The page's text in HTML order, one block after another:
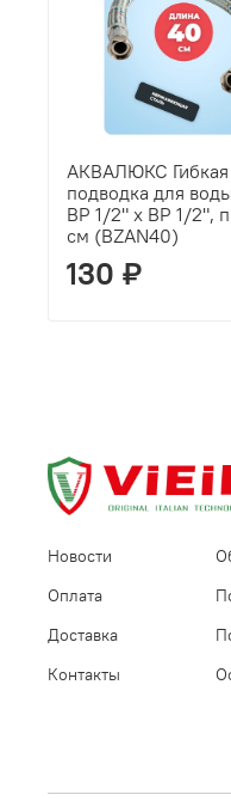
АКВАЛЮКС Гибкая
подводка для
ВР 1/2" х ВР 1/2",
см (BZAN40)
130 ₽
Новости
Оплата
Доставка
Контакты